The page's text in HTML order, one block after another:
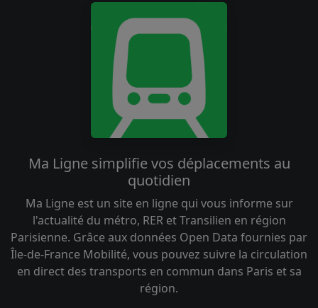
Ma Ligne simplifie vos déplacements au
quotidien
Ma Ligne est un site en ligne qui vous informe sur
l'actualité du métro, RER et Transilien en région
Parisienne. Grâce aux données Open Data fournies par
Île-de-France Mobilité, vous pouvez suivre la circulation
en direct des transports en commun dans Paris et sa
région.